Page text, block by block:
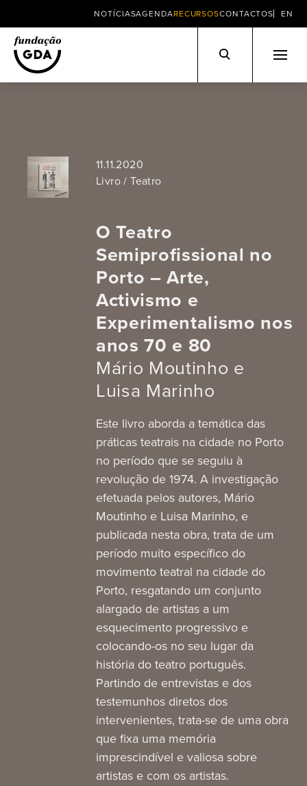
NOTÍCIASAGENDARECURSOSCONTACTOS EN
11.11.2020
Livro / Teatro
O Teatro
Semiprofissional no
Porto – Arte,
Activismo e
Experimentalismo nos
anos 70 e 80
Mário Moutinho e
Luisa Marinho
Este livro aborda a temática das
práticas teatrais na cidade no Porto
no período que se seguiu à
revolução de 1974. A investigação
efetuada pelos autores, Mário
Moutinho e Luisa Marinho, e
publicada nesta obra, trata de um
período muito específico do
movimento teatral na cidade do
Porto, resgatando um conjunto
alargado de artistas a um
esquecimento progressivo e
colocando-os no seu lugar da
história do teatro português.
Partindo de entrevistas e dos
testemunhos diretos dos
intervenientes, trata-se de uma obra
que fixa uma memória
imprescindível e valiosa sobre
artistas e com os artistas.